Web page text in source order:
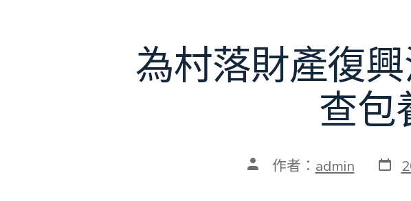
為村落財產復
查包
文 作者： admin 發
表